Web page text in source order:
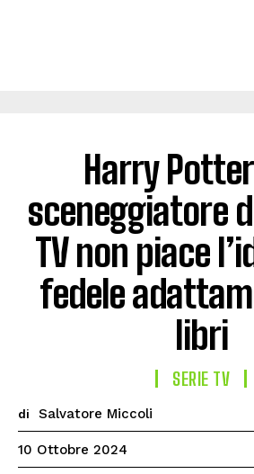
Harry
sceneggiatore
TV non piace
fedele
libri
SERIE TV
di Salvatore Miccoli
10 Ottobre 2024